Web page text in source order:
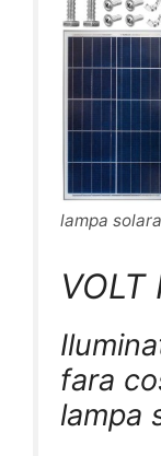
lampa
VOLT
fara
lampa